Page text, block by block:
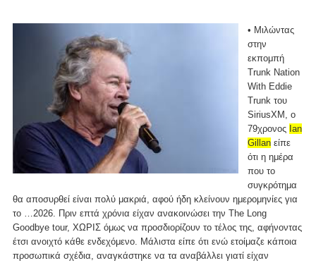
• Μιλώντας
στην
εκπομπή
Trunk Nation
With Eddie
Trunk του
SiriusXM, ο
79χρονος Ian
Gillan είπε
ότι η ημέρα
που το
συγκρότημα
θα αποσυρθεί είναι πολύ μακριά, αφού ήδη κλείνουν ημερομηνίες για
το …2026. Πριν επτά χρόνια είχαν ανακοινώσει την The Long
Goodbye tour, ΧΩΡΙΣ όμως να προσδιορίζουν το τέλος της, αφήνοντας
έτσι ανοιχτό κάθε ενδεχόμενο. Μάλιστα είπε ότι ενώ ετοίμαζε κάποια
προσωπικά σχέδια, αναγκάστηκε να τα αναβάλλει γιατί είχαν